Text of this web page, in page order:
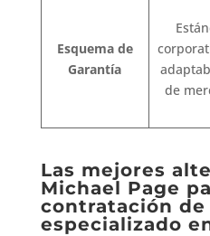
Esquema de
Garantía
de
Las mejores
Michael Page
contratación
especializado